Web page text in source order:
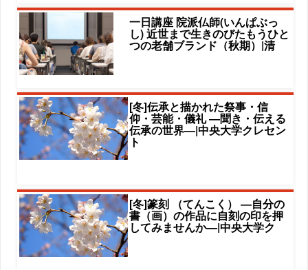
一日講座 院派仏師(いんぱぶっ
し) 近世まで生きのびたもうひと
つの老舗ブランド（秋期）|清
[冬]伝承と描かれた祭事・信
仰・芸能・儀礼 ―聞き・伝える
伝承の世界―|中央大学クレセン
ト
[冬]篆刻 （てんこく） ―自分の
書（画）の作品に自刻の印を押
してみませんか―|中央大学ク